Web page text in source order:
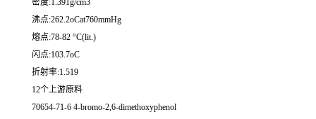
密度:1.391g/cm3
沸点:262.2oCat760mmHg
熔点:78-82 °C(lit.)
闪点:103.7oC
折射率:1.519
12个上游原料
70654-71-6 4-bromo-2,6-dimethoxyphenol